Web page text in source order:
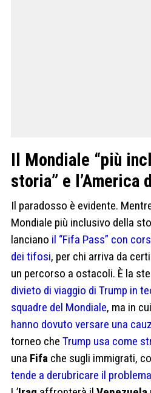
Il Mondiale “più
storia” e l’America
Il paradosso è evidente.
Mondiale più inclusivo della
lanciano il “Fifa Pass” con
dei tifosi, per chi arriva da
un percorso a ostacoli. È la
divieto di viaggio di Trump in
squadre del Mondiale, ma in cui
hanno dovuto versare una
torneo che Trump usa come
una Fifa che sugli immigrati,
tende a derubricare il